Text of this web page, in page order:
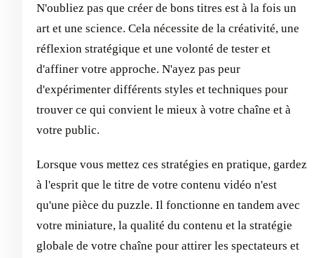
N'oubliez pas que créer de bons titres est à la fois un
art et une science. Cela nécessite de la créativité, une
réflexion stratégique et une volonté de tester et
d'affiner votre approche. N'ayez pas peur
d'expérimenter différents styles et techniques pour
trouver ce qui convient le mieux à votre chaîne et à
votre public.
Lorsque vous mettez ces stratégies en pratique, gardez
à l'esprit que le titre de votre contenu vidéo n'est
qu'une pièce du puzzle. Il fonctionne en tandem avec
votre miniature, la qualité du contenu et la stratégie
globale de votre chaîne pour attirer les spectateurs et